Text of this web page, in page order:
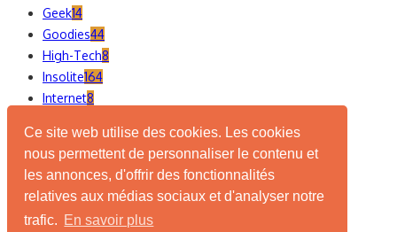
Ce site web utilise des cookies. Les cookies
nous permettent de personnaliser le contenu et
les annonces, d'offrir des fonctionnalités
relatives aux médias sociaux et d'analyser notre
trafic. En savoir plus
Geek14
Goodies44
High-Tech8
Insolite164
Internet8
Jeux vidéo 393
Manga14
Séries TV196